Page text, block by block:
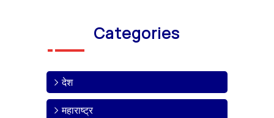
Categories
देश
महाराष्ट्र